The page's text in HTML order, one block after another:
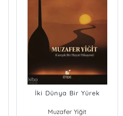
İki Dünya Bir Yürek
Muzafer Yiğit